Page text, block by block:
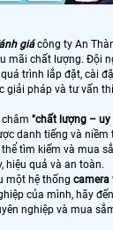
giácông ty An
mãi chất lượng. Đội
trình lắp đặt, cài
giải pháp và tư vấn
"chất lượng –
danh tiếng và
tìm kiếm và mua
hiệu quả và an toàn.
một hệ thống camera
của mình, hãy
nghiệp và mua